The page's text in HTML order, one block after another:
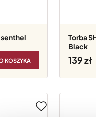
KOSZYKA
Torba SHOPPER E1 Reisenthel Glossy Dots
Black
139